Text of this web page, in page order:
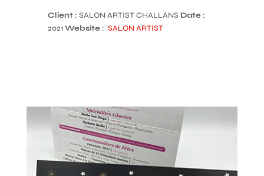
Client : SALON ARTIST CHALLANS Date :
2021Website: SALON ARTIST